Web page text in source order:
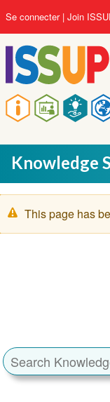
au
contenu
principal
Main
navigation
User
account
menu
Se connecter Join
Knowledge
Message
This page has